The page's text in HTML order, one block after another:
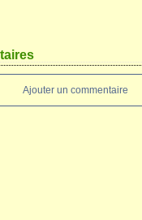
Ajouter un commentaire